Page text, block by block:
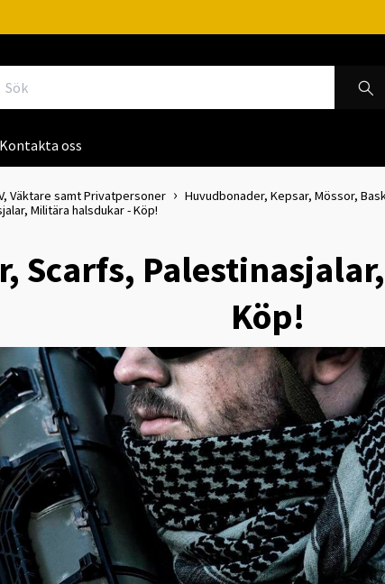
Kontakta oss
Väktare samt Privatpersoner
Huvudbonader, Kepsar, Mössor,
Militära halsdukar - Köp!
Scarfs,
Köp!